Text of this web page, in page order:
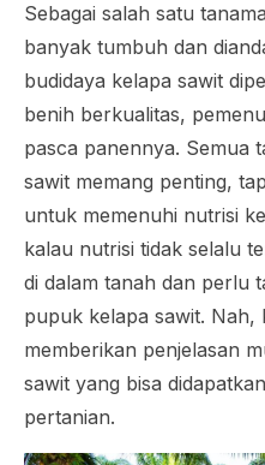
Sebagai salah satu
banyak tumbuh dan
budidaya kelapa sawit
benih berkualitas,
pasca panennya. Semua
sawit memang penting,
untuk memenuhi nutrisi
kalau nutrisi tidak selalu
di dalam tanah dan perlu
pupuk kelapa sawit. Nah,
memberikan penjelasan
sawit yang bisa
pertanian.